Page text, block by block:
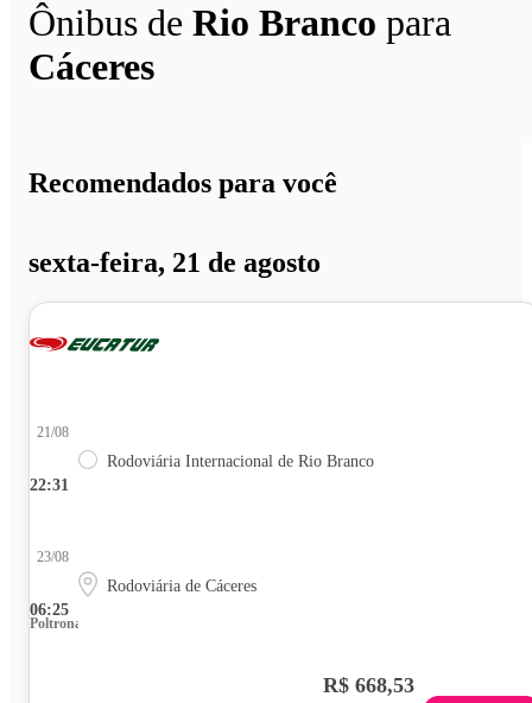
Ônibus de Rio Branco para
Cáceres
Recomendados para você
sexta-feira, 21 de agosto
22:31
21/08
Rodoviária Internacional de Rio Branco
06:25
23/08
Rodoviária de Cáceres
Poltrona
R$ 668,53